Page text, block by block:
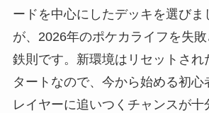
ードを中心にしたデッキを選びま
が、2026年のポケカライフを失
鉄則です。新環境はリセットされ
タートなので、今から始める初心
レイヤーに追いつくチャンスが十